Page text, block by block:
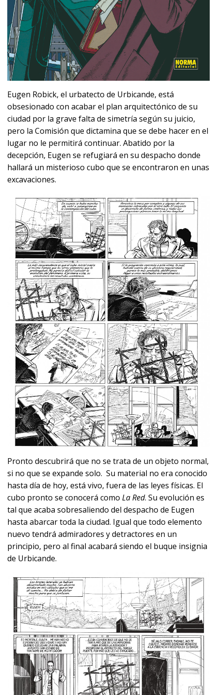
Eugen Robick, el urbatecto de Urbicande, está
obsesionado con acabar el plan arquitectónico de su
ciudad por la grave falta de simetría según su juicio,
pero la Comisión que dictamina que se debe hacer en el
lugar no le permitirá continuar. Abatido por la
decepción, Eugen se refugiará en su despacho donde
hallará un misterioso cubo que se encontraron en unas
excavaciones.
Pronto descubrirá que no se trata de un objeto normal,
si no que se expande solo. Su material no era conocido
hasta día de hoy, está vivo, fuera de las leyes físicas. El
cubo pronto se conocerá como La Red. Su evolución es
tal que acaba sobresaliendo del despacho de Eugen
hasta abarcar toda la ciudad. Igual que todo elemento
nuevo tendrá admiradores y detractores en un
principio, pero al final acabará siendo el buque insignia
de Urbicande.